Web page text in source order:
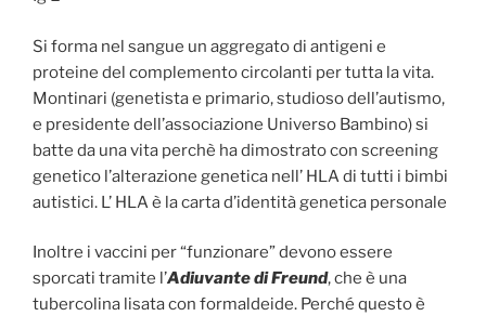
Si forma nel sangue un aggregato di antigeni e
proteine del complemento circolanti per tutta la vita.
Montinari (genetista e primario, studioso dell’autismo,
e presidente dell’associazione Universo Bambino) si
batte da una vita perchè ha dimostrato con screening
genetico l’alterazione genetica nell’ HLA di tutti i bimbi
autistici. L’ HLA è la carta d’identità genetica personale
Inoltre i vaccini per “funzionare” devono essere
sporcati tramite l’Adiuvante di Freund, che è una
tubercolina lisata con formaldeide. Perché questo è